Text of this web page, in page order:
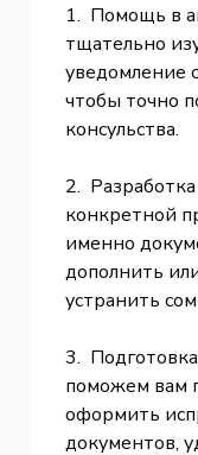
1. Помощь в
тщательно
уведомление
чтобы точно
консульства.
2.
конкретной
именно
дополнить
устранить
3.
поможем вам
оформить
документов,